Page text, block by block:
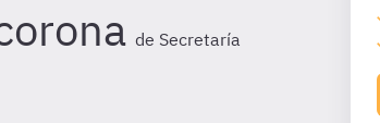
de Secretaría